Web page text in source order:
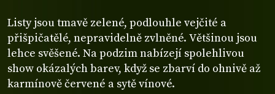
Listy jsou tmavě zelené, podlouhle vejčité a
přišpičatělé, nepravidelně zvlněné. Většinou jsou
lehce svěšené. Na podzim nabízejí spolehlivou
show okázalých barev, když se zbarví do ohnivě až
karmínově červené a sytě vínové.